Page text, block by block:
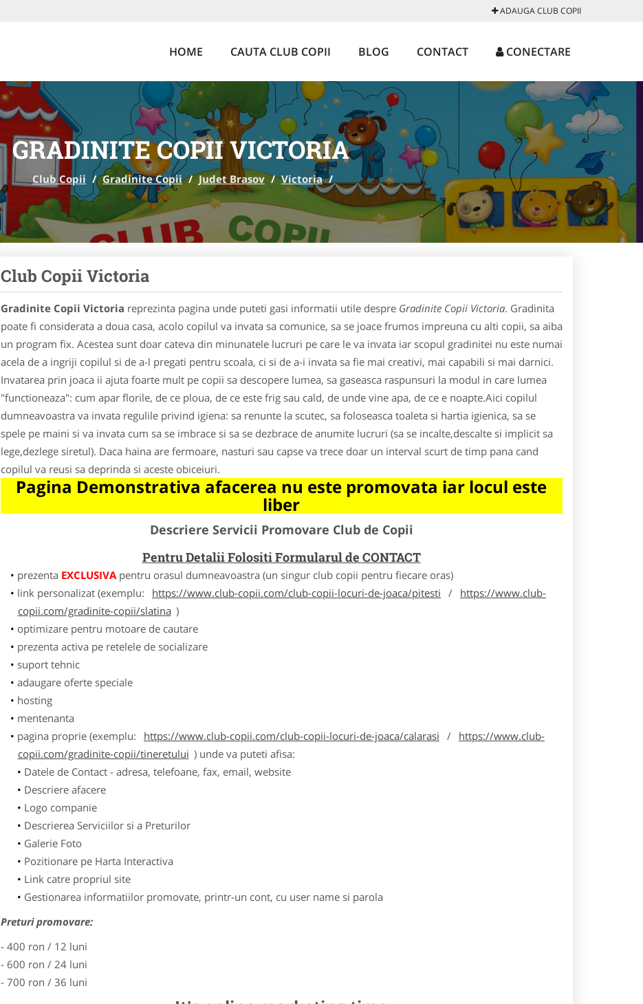
ADAUGA CLUB COPII
HOME CAUTA CLUB COPII BLOG CONTACT CONECTARE
GRADINITE COPII VICTORIA
Club Copii / Gradinite Copii / Judet Brasov / Victoria /
Club Copii Victoria
Gradinite Copii Victoria reprezinta pagina unde puteti gasi informatii utile despre Gradinite Copii Victoria. Gradinita
poate fi considerata a doua casa, acolo copilul va invata sa comunice, sa se joace frumos impreuna cu alti copii, sa aiba
un program fix. Acestea sunt doar cateva din minunatele lucruri pe care le va invata iar scopul gradinitei nu este numai
acela de a ingriji copilul si de a-l pregati pentru scoala, ci si de a-i invata sa fie mai creativi, mai capabili si mai darnici.
Invatarea prin joaca ii ajuta foarte mult pe copii sa descopere lumea, sa gaseasca raspunsuri la modul in care lumea
"functioneaza": cum apar florile, de ce ploua, de ce este frig sau cald, de unde vine apa, de ce e noapte.Aici copilul
dumneavoastra va invata regulile privind igiena: sa renunte la scutec, sa foloseasca toaleta si hartia igienica, sa se
spele pe maini si va invata cum sa se imbrace si sa se dezbrace de anumite lucruri (sa se incalte,descalte si implicit sa
lege,dezlege siretul). Daca haina are fermoare, nasturi sau capse va trece doar un interval scurt de timp pana cand
copilul va reusi sa deprinda si aceste obiceiuri.
Pagina Demonstrativa afacerea nu este promovata iar locul este
liber
Descriere Servicii Promovare Club de Copii
Pentru Detalii Folositi Formularul de CONTACT
prezenta EXCLUSIVApentru orasul dumneavoastra (un singur club copii pentru fiecare oras)
link personalizat (exemplu:
https://www.club-copii.com/club-copii-locuri-de-joaca/pitesti / https://www.club-
copii.com/gradinite-copii/slatina )
optimizare pentru motoare de cautare
prezenta activa pe retelele de socializare
suport tehnic
adaugare oferte speciale
hosting
mentenanta
pagina proprie (exemplu:
https://www.club-copii.com/club-copii-locuri-de-joaca/calarasi / https://www.club-
copii.com/gradinite-copii/tineretului ) unde va puteti afisa:
Datele de Contact - adresa, telefoane, fax, email, website
Descriere afacere
Logo companie
Descrierea Serviciilor si a Preturilor
Galerie Foto
Pozitionare pe Harta Interactiva
Link catre propriul site
Gestionarea informatiilor promovate, printr-un cont, cu user name si parola
Preturi promovare:
- 400 ron / 12 luni
- 600 ron / 24 luni
- 700 ron / 36 luni